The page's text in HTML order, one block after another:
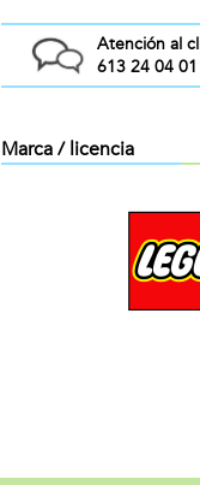
Atención al
613 24 04 01
Marca / licencia